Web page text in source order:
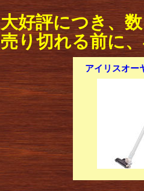
大好評につき、
売り切れる前に
アイリスオー